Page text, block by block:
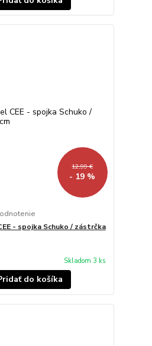
12,99 €
- 19 %
- spojka Schuko / zástrčka
Skladom 3 ks
do košíka